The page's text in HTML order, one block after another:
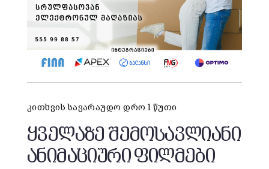
კითხვის სავარაუდო დრო 1 წუთი
ყველაზე შემოსავლიანი
ანიმაციური ფილმები